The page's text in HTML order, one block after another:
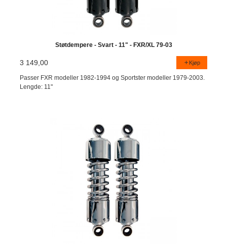
Støtdempere - Svart - 11" - FXR/XL 79-03
3 149,00 Kjøp
Passer FXR modeller 1982-1994 og Sportster modeller 1979-2003.
Lengde: 11"